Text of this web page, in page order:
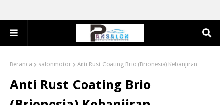
Beranda salonmotor Anti Rust Coating Brio (Brionesia) Kebanjiran
Anti Rust Coating Brio